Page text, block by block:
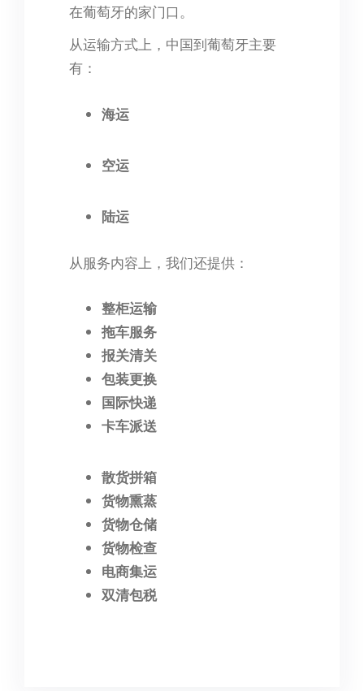
在葡萄牙的家门口。
从运输方式上，中国到葡萄牙主要
有：
海运
空运
陆运
从服务内容上，我们还提供：
整柜运输
拖车服务
报关清关
包装更换
国际快递
卡车派送
散货拼箱
货物熏蒸
货物仓储
货物检查
电商集运
双清包税